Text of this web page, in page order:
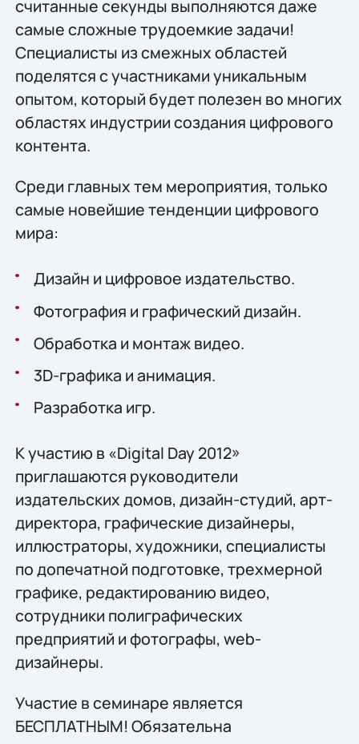
считанные секунды выполняются даже
самые сложные трудоемкие задачи!
Специалисты из смежных областей
поделятся с участниками уникальным
опытом, который будет полезен во многих
областях индустрии создания цифрового
контента.
Среди главных тем мероприятия, только
самые новейшие тенденции цифрового
мира:
Дизайн и цифровое издательство.
Фотография и графический дизайн.
Обработка и монтаж видео.
3D-графика и анимация.
Разработка игр.
К участию в «Digital Day 2012»
приглашаются руководители
издательских домов, дизайн-студий, арт-
директора, графические дизайнеры,
иллюстраторы, художники, специалисты
по допечатной подготовке, трехмерной
графике, редактированию видео,
сотрудники полиграфических
предприятий и фотографы, web-
дизайнеры.
Участие в семинаре является
БЕСПЛАТНЫМ! Обязательна